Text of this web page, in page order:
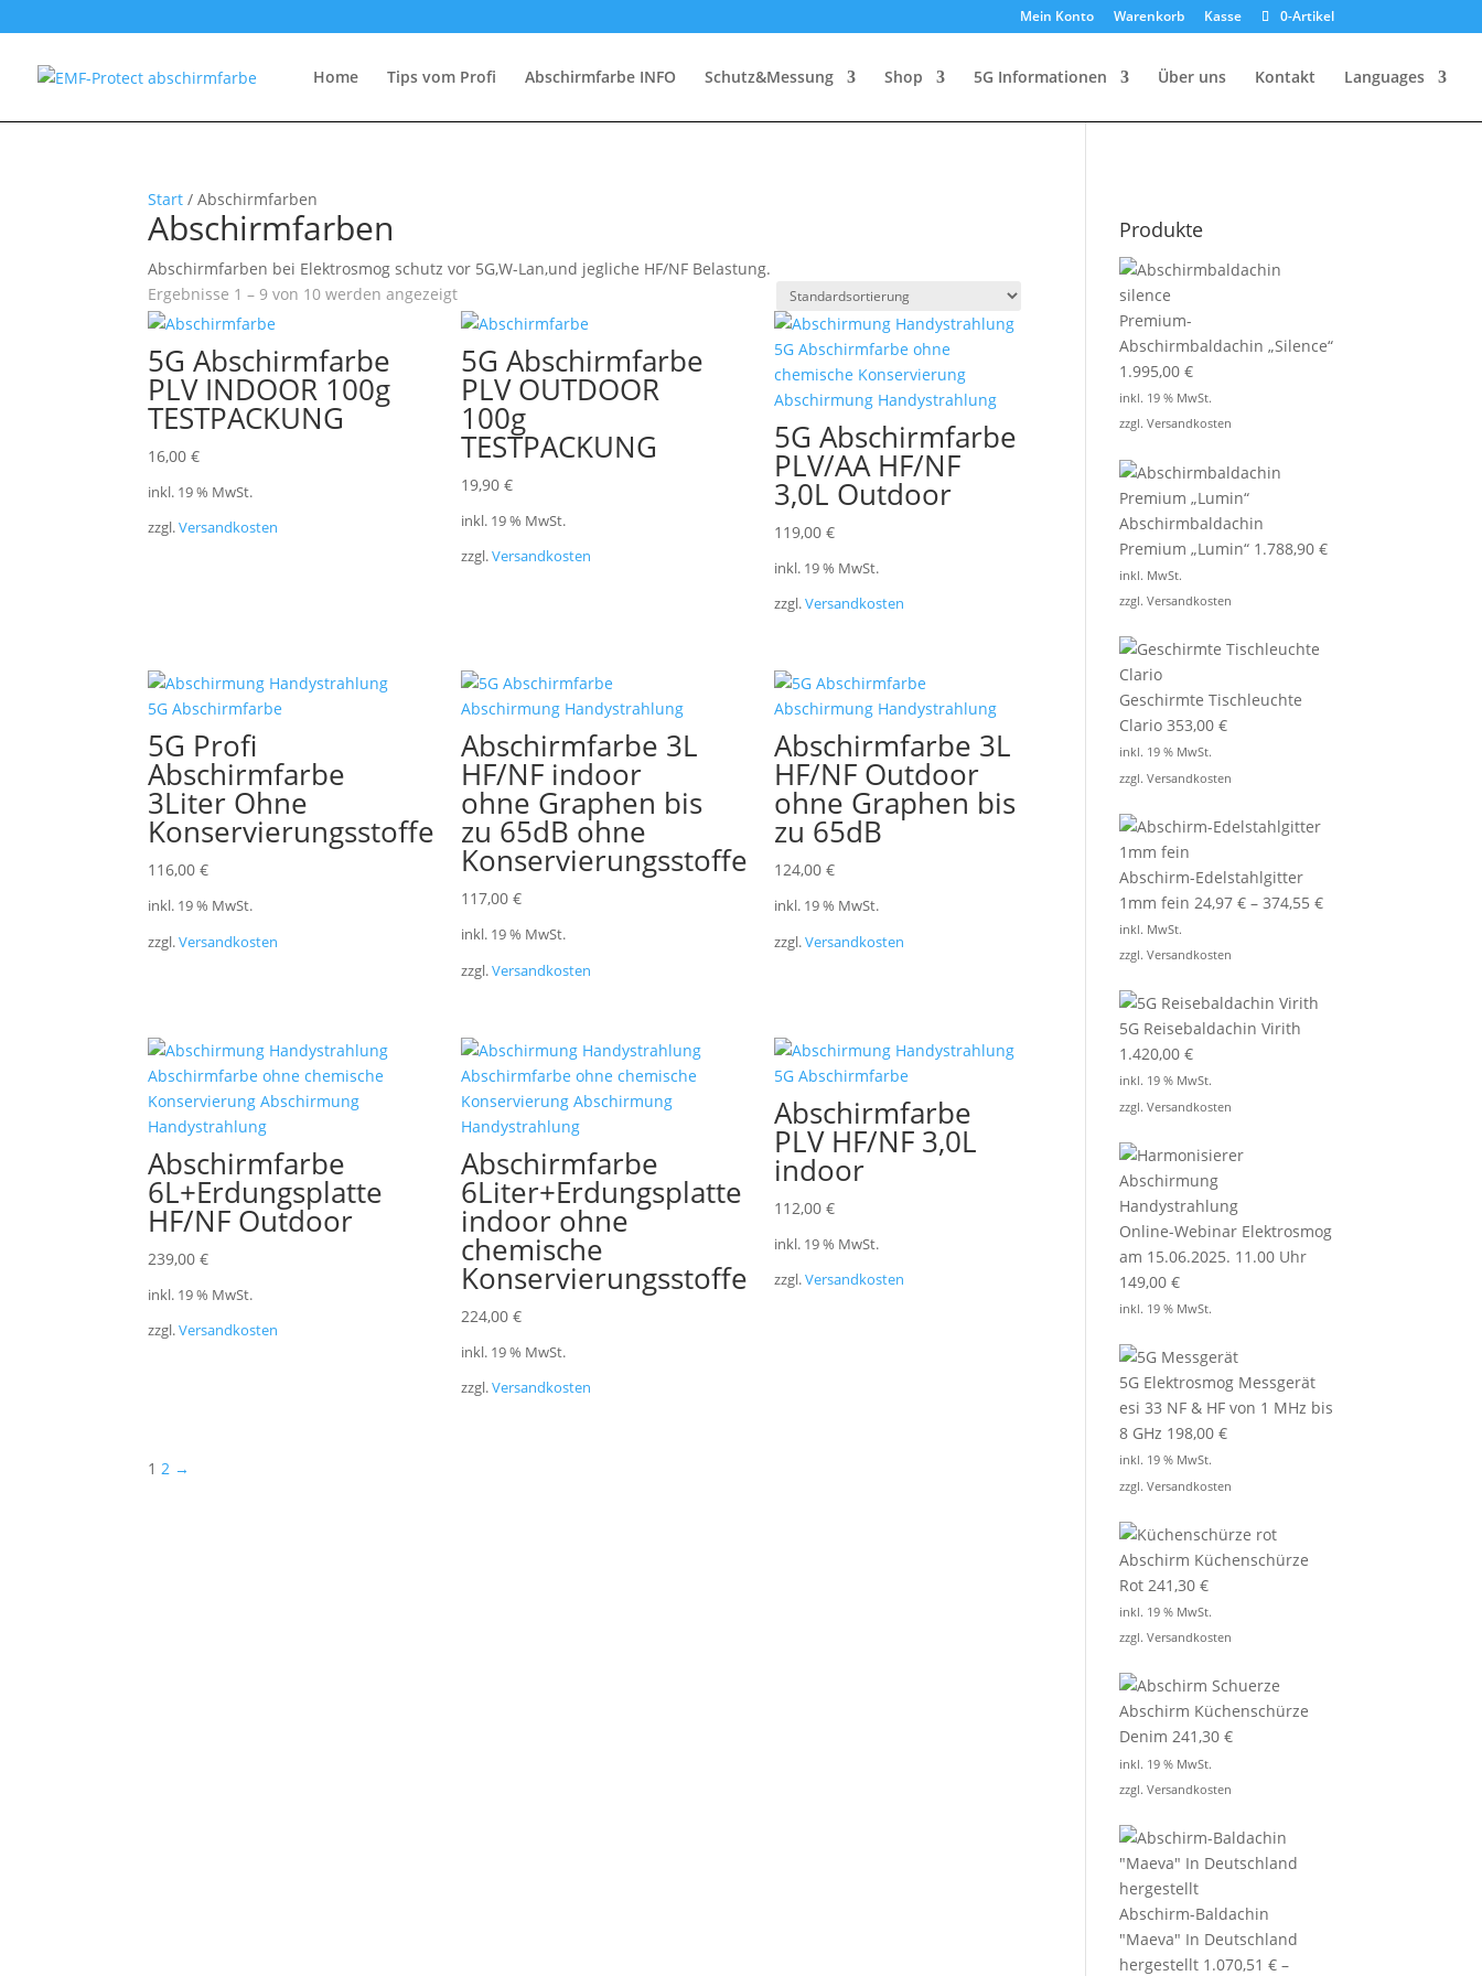
Mein Konto Warenkorb Kasse 0-Artikel
Home Tips vom Profi Abschirmfarbe INFO Schutz&Messung Shop 5G Informationen Über uns Kontakt Languages
Start / Abschirmfarben
Abschirmfarben
Abschirmfarben bei Elektrosmog schutz vor 5G,W-Lan,und jegliche HF/NF Belastung.
Ergebnisse 1 – 9 von 10 werden angezeigt
5G Abschirmfarbe
PLV INDOOR 100g
TESTPACKUNG
16,00€
inkl. 19 % MwSt.
zzgl.Versandkosten
5G Abschirmfarbe
PLV OUTDOOR
100g
TESTPACKUNG
19,90 €
inkl. 19 % MwSt.
zzgl.Versandkosten
5G Abschirmfarbe
PLV/AA HF/NF
3,0L Outdoor
119,00 €
inkl. 19 % MwSt.
zzgl.Versandkosten
5G Profi
Abschirmfarbe
3Liter Ohne
Konservierungsstoffe
116,00€
inkl. 19 % MwSt.
zzgl.Versandkosten
Abschirmfarbe 3L
HF/NF indoor
ohne Graphen bis
zu 65dB ohne
Konservierungsstoffe
117,00 €
inkl. 19 % MwSt.
zzgl.Versandkosten
Abschirmfarbe 3L
HF/NF Outdoor
ohne Graphen bis
zu 65dB
124,00 €
inkl. 19 % MwSt.
zzgl.Versandkosten
Abschirmfarbe
6L+Erdungsplatte
HF/NF Outdoor
239,00€
inkl. 19 % MwSt.
zzgl.Versandkosten
Abschirmfarbe
6Liter+Erdungsplatte
indoor ohne
chemische
Konservierungsstoffe
224,00 €
inkl. 19 % MwSt.
zzgl.Versandkosten
Abschirmfarbe
PLV HF/NF 3,0L
indoor
112,00 €
inkl. 19 % MwSt.
zzgl.Versandkosten
1 2 →
Produkte
Premium-
Abschirmbaldachin „Silence“
1.995,00€
inkl. 19 % MwSt.
zzgl.Versandkosten
Abschirmbaldachin
Premium „Lumin“ 1.788,90€
inkl. MwSt.
zzgl.Versandkosten
Geschirmte Tischleuchte
Clario 353,00€
inkl. 19 % MwSt.
zzgl.Versandkosten
Abschirm-Edelstahlgitter
1mm fein 24,97€ –374,55€
inkl. MwSt.
zzgl.Versandkosten
5G Reisebaldachin Virith
1.420,00€
inkl. 19 % MwSt.
zzgl.Versandkosten
Online-Webinar Elektrosmog
am 15.06.2025. 11.00 Uhr
149,00€
inkl. 19 % MwSt.
5G Elektrosmog Messgerät
esi 33 NF & HF von 1 MHz bis
8 GHz 198,00€
inkl. 19 % MwSt.
zzgl.Versandkosten
Abschirm Küchenschürze
Rot 241,30€
inkl. 19 % MwSt.
zzgl.Versandkosten
Abschirm Küchenschürze
Denim 241,30€
inkl. 19 % MwSt.
zzgl.Versandkosten
Abschirm-Baldachin
"Maeva" In Deutschland
hergestellt 1.070,51€ –